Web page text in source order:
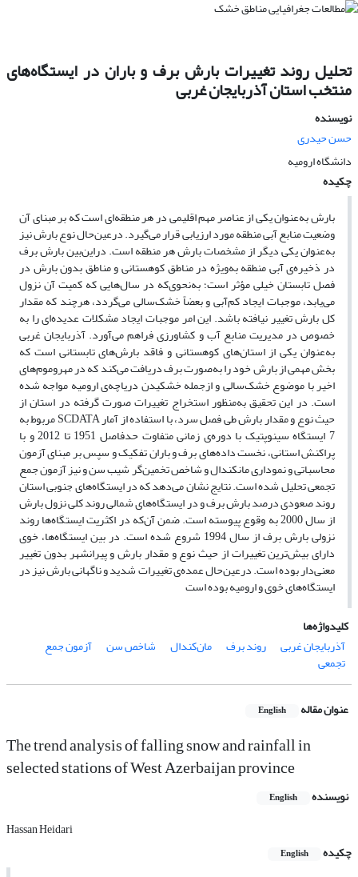
تحلیل روند تغییرات بارش برف و باران در ایستگاه‌های
منتخب استان آذربایجان غربی
نویسنده
حسن حیدری
دانشگاه ارومیه
چکیده
بارش به‌عنوان یکی از عناصر مهم اقلیمی در هر منطقه‌ای است که بر مبنای آن
وضعیت منابع آبی منطقه مورد ارزیابی قرار می‌گیرد. درعین‌حال نوع بارش نیز
به‌عنوان یکی دیگر از مشخصات بارش هر منطقه است. دراین‌بین بارش برف
در ذخیره­‌ی آبی منطقه به‌ویژه در مناطق کوهستانی و مناطق بدون بارش در
فصل تابستان خیلی مؤثر است؛ به‌نحوی‌که در سال‌هایی که کمیت آن نزول
می‌یابد، موجبات ایجاد کم‌آبی و بعضاً خشک‌سالی می‌گردد، هرچند که مقدار
کل بارش تغییر نیافته باشد. این امر موجبات ایجاد مشکلات عدیده‌ای را به­‌
خصوص در مدیریت منابع آب و کشاورزی فراهم می‌آورد. آذربایجان غربی
به‌عنوان یکی از استان‌های کوهستانی و فاقد بارش‌های تابستانی است که
بخش مهمی از بارش خود را به‌صورت برف دریافت می‌کند که در مهروموم‌های
اخیر با موضوع خشک‌سالی و ازجمله خشکیدن دریاچه‌ی ارومیه مواجه شده
است. در این تحقیق به‌منظور استخراج تغییرات صورت گرفته در استان از
حیث نوع و مقدار بارش طی فصل سرد، با استفاده از آمار SCDATA مربوط به
7 ایستگاه سینوپتیک با دوره‌ی زمانی متفاوت حدفاصل 1951 تا 2012 و با
پراکنش استانی، نخست داده‌های برف و باران تفکیک و سپس بر مبنای آزمون
محاسباتی و نموداری‌ مان­کندال و شاخص تخمین­‌گر شیب سن و نیز آزمون جمع
تجمعی تحلیل‌ شده است. نتایج نشان می‌دهد که در ایستگاه‌های جنوبی استان
روند صعودی درصد بارش برف و در ایستگاه‌های شمالی روند کلی نزول بارش
از سال 2000 به وقوع پیوسته است. ضمن آن‌که در اکثریت ایستگاه‌ها روند
نزولی بارش برف از سال 1994 شروع ‌شده است. در بین ایستگاه‌ها، خوی
دارای بیش‌ترین تغییرات از حیث نوع و مقدار بارش و پیرانشهر بدون تغییر
معنی‌دار بوده است. درعین‌حال عمده‌ی تغییرات شدید و ناگهانی بارش نیز در
ایستگاه‌های خوی و ارومیه بوده است
کلیدواژه‌ها
آذربایجان غربی
روند برف مان‌کندال شاخص سن آزمون جمع
تجمعی
عنوان مقاله English
The trend analysis of falling snow and rainfall in
selected stations of West Azerbaijan province
نویسنده English
Hassan Heidari
چکیده
English